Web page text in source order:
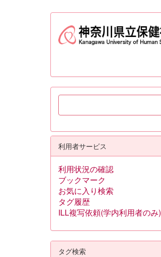
利用者サービス
利用状況の確認
ブックマーク
お気に入り検索
タグ履歴
ILL複写依頼(学内利用者のみ)
タグ検索